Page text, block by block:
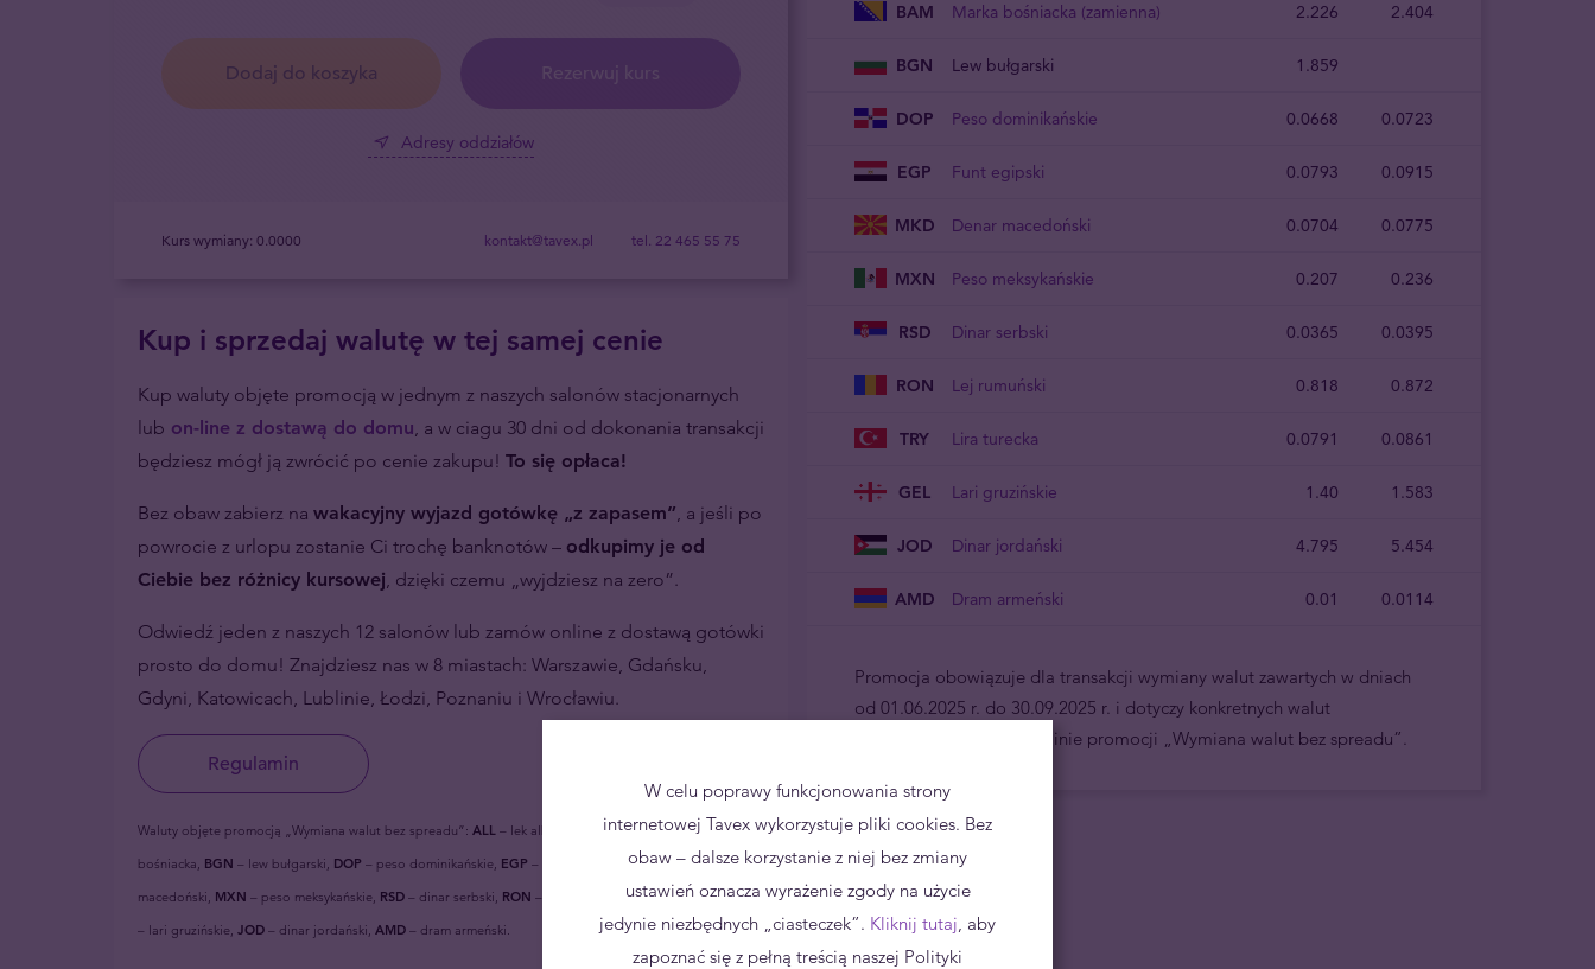
Dodaj do koszyka Rezerwuj kurs
Adresy oddziałów
Kurs wymiany: 0.0000 kontakt@tavex.pl tel. 22 465 55 75
Kup i sprzedaj walutę w tej samej cenie
Kup waluty objęte promocją w jednym z naszych salonów stacjonarnych
lub on-line z dostawą do domu, a w ciagu 30 dni od dokonania transakcji
będziesz mógł ją zwrócić po cenie zakupu! To się opłaca!
Bez obaw zabierz na wakacyjny wyjazd gotówkę „z zapasem”, a jeśli po
powrocie z urlopu zostanie Ci trochę banknotów – odkupimy je od
Ciebie bez różnicy kursowej, dzięki czemu „wyjdziesz na zero”.
Odwiedź jeden z naszych 12 salonów lub zamów online z dostawą gotówki
prosto do domu! Znajdziesz nas w 8 miastach: Warszawie, Gdańsku,
Gdyni, Katowicach, Lublinie, Łodzi, Poznaniu i Wrocławiu.
Regulamin
Waluty objęte promocją „Wymiana walut bez spreadu”: ALL – lek albański, BAM– marka
bośniacka, BGN – lew bułgarski, DOP – peso dominikańskie, EGP – funt egipski, MKD– denar
macedoński, MXN – peso meksykańskie, RSD – dinar serbski, RON – lej rumuński, TRY– lira turecka,GEL
– lari gruzińskie, JOD – dinar jordański, AMD – dram armeński.
BAM Marka bośniacka (zamienna) 2.226 2.404
BGN Lew bułgarski 1.859
DOP Peso dominikańskie 0.0668 0.0723
EGP Funt egipski 0.0793 0.0915
MKD Denar macedoński 0.0704 0.0775
MXN Peso meksykańskie 0.207 0.236
RSD Dinar serbski 0.0365 0.0395
RON Lej rumuński 0.818 0.872
TRY Lira turecka 0.0791 0.0861
GEL Lari gruzińskie 1.40 1.583
JOD Dinar jordański 4.795 5.454
AMD Dram armeński 0.01 0.0114
Promocja obowiązuje dla transakcji wymiany walut zawartych w dniach
od 01.06.2025 r. do 30.09.2025 r. i dotyczy konkretnych walut
wymienionych w regulaminie promocji „Wymiana walut bez spreadu”.
W celu poprawy funkcjonowania strony
internetowej Tavex wykorzystuje pliki cookies. Bez
obaw – dalsze korzystanie z niej bez zmiany
ustawień oznacza wyrażenie zgody na użycie
jedynie niezbędnych „ciasteczek”. Kliknij tutaj, aby
zapoznać się z pełną treścią naszej Polityki